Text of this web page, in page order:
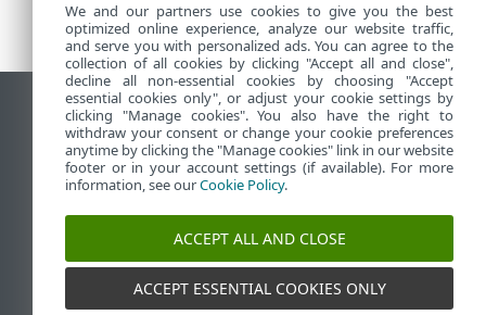
Wyświetl witrynę internetową dla
komputerów
End of Life
Baza wiedzy ESET
Forum ESET
ESET Status Portal
Pomoc regionalna
We and our partners use cookies to give you the best
optimized online experience, analyze our website traffic,
and serve you with personalized ads. You can agree to the
collection of all cookies by clicking "Accept all and close",
decline all non-essential cookies by choosing "Accept
essential cookies only", or adjust your cookie settings by
clicking "Manage cookies". You also have the right to
withdraw your consent or change your cookie preferences
anytime by clicking the "Manage cookies" link in our website
footer or in your account settings (if available). For more
information, see ourCookie Policy.
ACCEPT ALL AND CLOSE
ACCEPT ESSENTIAL COOKIES ONLY